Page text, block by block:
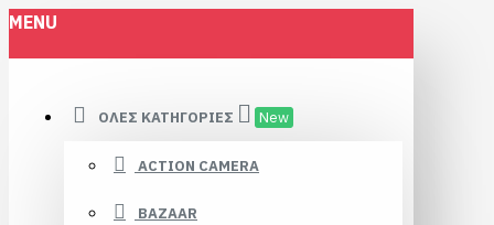
MENU
ΌΛΕΣ ΚΑΤΗΓΟΡΊΕΣ New
ACTION CAMERA
BAZAAR